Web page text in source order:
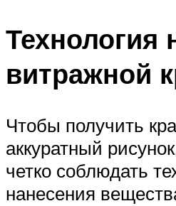
Технология
витражной
Чтобы получить
аккуратный
четко соблюдать
нанесения